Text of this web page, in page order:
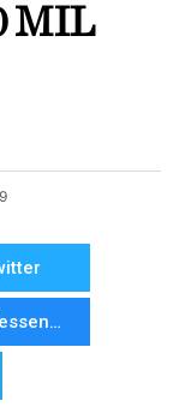
MIL
Messenger